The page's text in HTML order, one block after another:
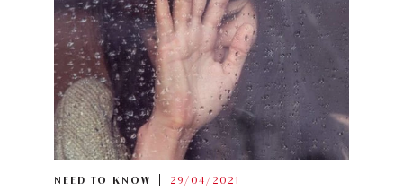
NEED TO KNOW 29/04/2021